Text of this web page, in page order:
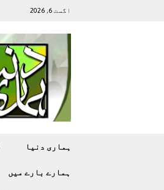
اگست 6, 2026
ہماری دنیا
ہمارے بارے ميں